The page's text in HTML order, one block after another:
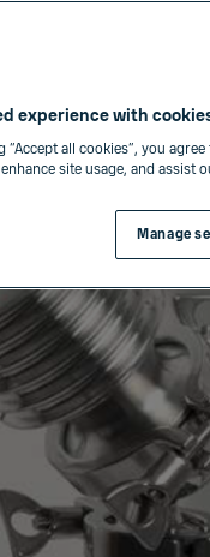
experience with
“Accept all cookies”, you
site usage, and
Manage